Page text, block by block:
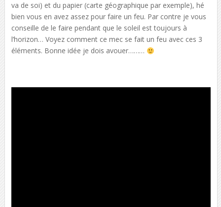
va de soi) et du papier (carte géographique par exemple), hé
bien vous en avez assez pour faire un feu. Par contre je vous
conseille de le faire pendant que le soleil est toujours à
l’horizon… Voyez comment ce mec se fait un feu avec ces 3
éléments. Bonne idée je dois avouer………